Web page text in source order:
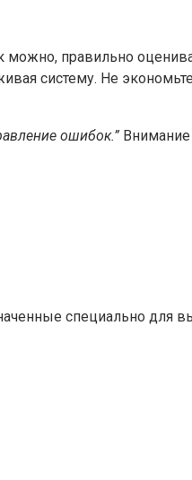
правильно
систему. Не
ошибок.”
специально для